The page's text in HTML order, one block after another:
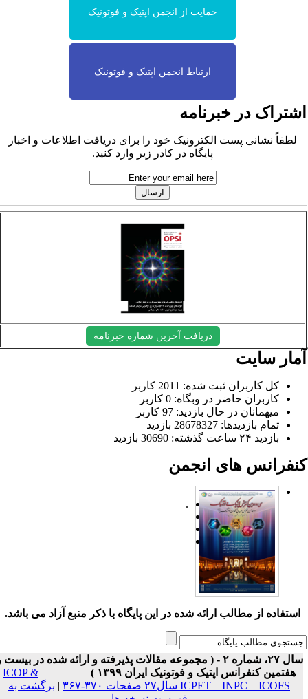
حمایت از انجمن اپتیک و فوتونیک
ارتباط انجمن اپتیک و فوتونیک
در خبرنامه
لطفاً نشانی پست الکترونیک خود را برای دریافت اطلاعات و اخبار
پایگاه در کادر زیر وارد کنید.
دریافت آخرین شماره خبرنامه
سایت
کل کاربران ثبت شده: 2011 کاربر
کاربران حاضر در وبگاه: 0 کاربر
میهمانان در حال بازدید: 97 کاربر
تمام بازدید‌ها: 28678327 بازدید
بازدید ۲۴ ساعت گذشته: 30690 بازدید
های انجمن
.
استفاده از مطالب ارائه شده در این پایگاه با ذکر منبع آزاد می باشد.
سال ۲۷، شماره ۲ - ( مجموعه مقالات پذیرفته و ارائه شده در بیست و
هفتمین کنفرانس اپتیک و فوتونیک ایران ۱۳۹۹ )
ICOP &
ICPET _ INPC _ ICOFS سال۲۷ صفحات ۳۷۰-۳۶۷
|برگشت به